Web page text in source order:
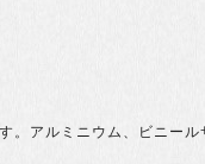
アルミニウム、ビニール